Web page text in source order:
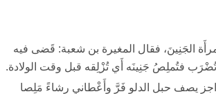
الجَنِينَ، فقال المغيرة بن شعبة: قَضى فيه
تُضْرَب فتُملِصُ جَنِينَه أَي تُزْلِقه قبل وقت الولادة.
يصف حبل الدلو فَرَّ وأَعْطاني رِشاءً مَلِصا